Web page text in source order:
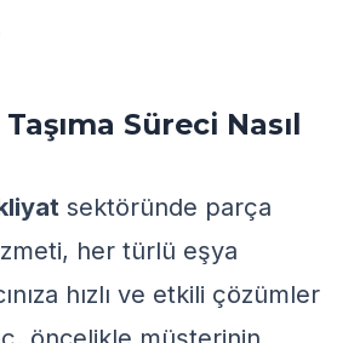
Süreci Nasıl
sektöründe parça
her türlü eşya
hızlı ve etkili çözümler